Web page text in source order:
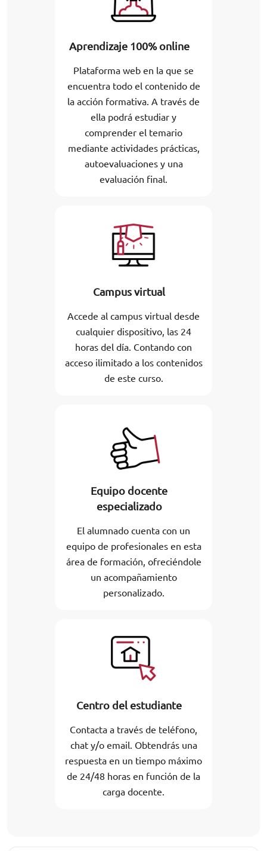
Aprendizaje 100% online
Plataforma web en la que se
encuentra todo el contenido de
la acción formativa. A través de
ella podrá estudiar y
comprender el temario
mediante actividades prácticas,
autoevaluaciones y una
evaluación final.
Campus virtual
Accede al campus virtual desde
cualquier dispositivo, las 24
horas del día. Contando con
acceso ilimitado a los contenidos
de este curso.
Equipo docente
especializado
El alumnado cuenta con un
equipo de profesionales en esta
área de formación, ofreciéndole
un acompañamiento
personalizado.
Centro del estudiante
Contacta a través de teléfono,
chat y/o email. Obtendrás una
respuesta en un tiempo máximo
de 24/48 horas en función de la
carga docente.